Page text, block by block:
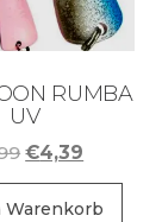
RUMBA
UV
Preis
war:
€4,39
Preis
ist:
Warenkorb